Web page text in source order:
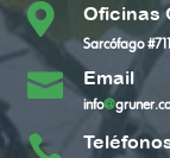
 Oficinas
Sarcófago
 Email
info@
